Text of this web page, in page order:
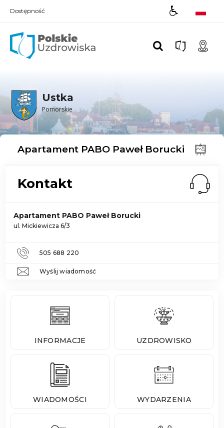
Dostępność
Ustka
Pomorskie
Apartament PABO Paweł Borucki
Kontakt
Apartament PABO Paweł Borucki
ul. Mickiewicza 6/3
505 688 220
Wyślij wiadomość
INFORMACJE UZDROWISKO
WIADOMOŚCI WYDARZENIA